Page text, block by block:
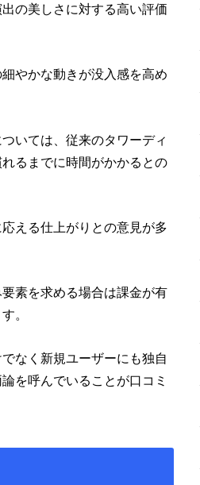
の美しさに対する高い評価
やかな動きが没入感を高め
いては、従来のタワーディ
るまでに時間がかかるとの
える仕上がりとの意見が多
素を求める場合は課金が有
。
なく新規ユーザーにも独自
を呼んでいることが口コミ